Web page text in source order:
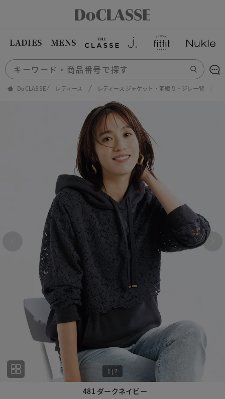
LADIES MENS
DoCLASSE レディース レディース ジャケット・羽織り・ジレ一覧
481 ダークネイビー
1 | 7